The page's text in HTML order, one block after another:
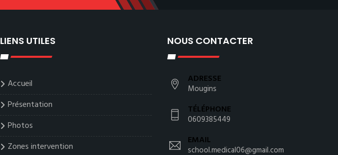
LIENS UTILES
Accueil
Présentation
Photos
Zones intervention
NOUS CONTACTER
ADRESSE
Mougins
TÉLÉPHONE
0609385449
EMAIL
school.medical06@gmail.com